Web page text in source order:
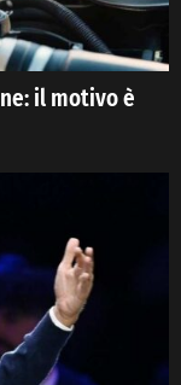
il motivo è